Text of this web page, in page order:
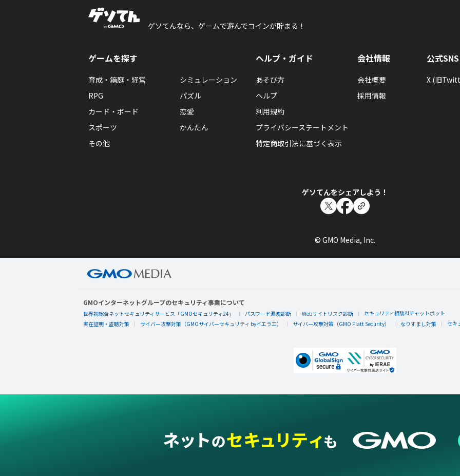
ゲソてんなら、ゲームで遊んでコインが貯まる！
ゲームを探す
育成・箱庭・経営
シミュレーション
RPG
パズル
カード・ボード
恋愛
スポーツ
かんたん
その他
ヘルプ・ガイド
あそび方
ヘルプ
利用規約
プライバシーステートメント
特定商取引法に基づく表示
会社情報
会社概要
採用情報
公式SNS
X (旧
ゲソてんをシェアしよう！
© GMO Media, Inc.
GMOインターネットグループのセキュリティ事業について
世界初総合ネットセキュリティサービス「GMOセキュリティ24」 パスワード漏洩診断 Webサイトリスク診断
セキュリティ相談AIチャットボット
実在証明・盗聴対策
サイバー攻撃対策（GMOサイバーセキュリティ byイエラエ） サイバー攻撃対策（GMO Flatt Security） なりすまし対策 セキ